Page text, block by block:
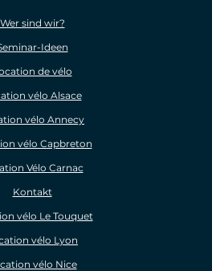
Wer sind wir?
Ideen
de vélo
vélo Alsace
vélo Annecy
vélo Capbreton
Vélo Carnac
Kontakt
vélo Le Touquet
vélo Lyon
vélo Nice